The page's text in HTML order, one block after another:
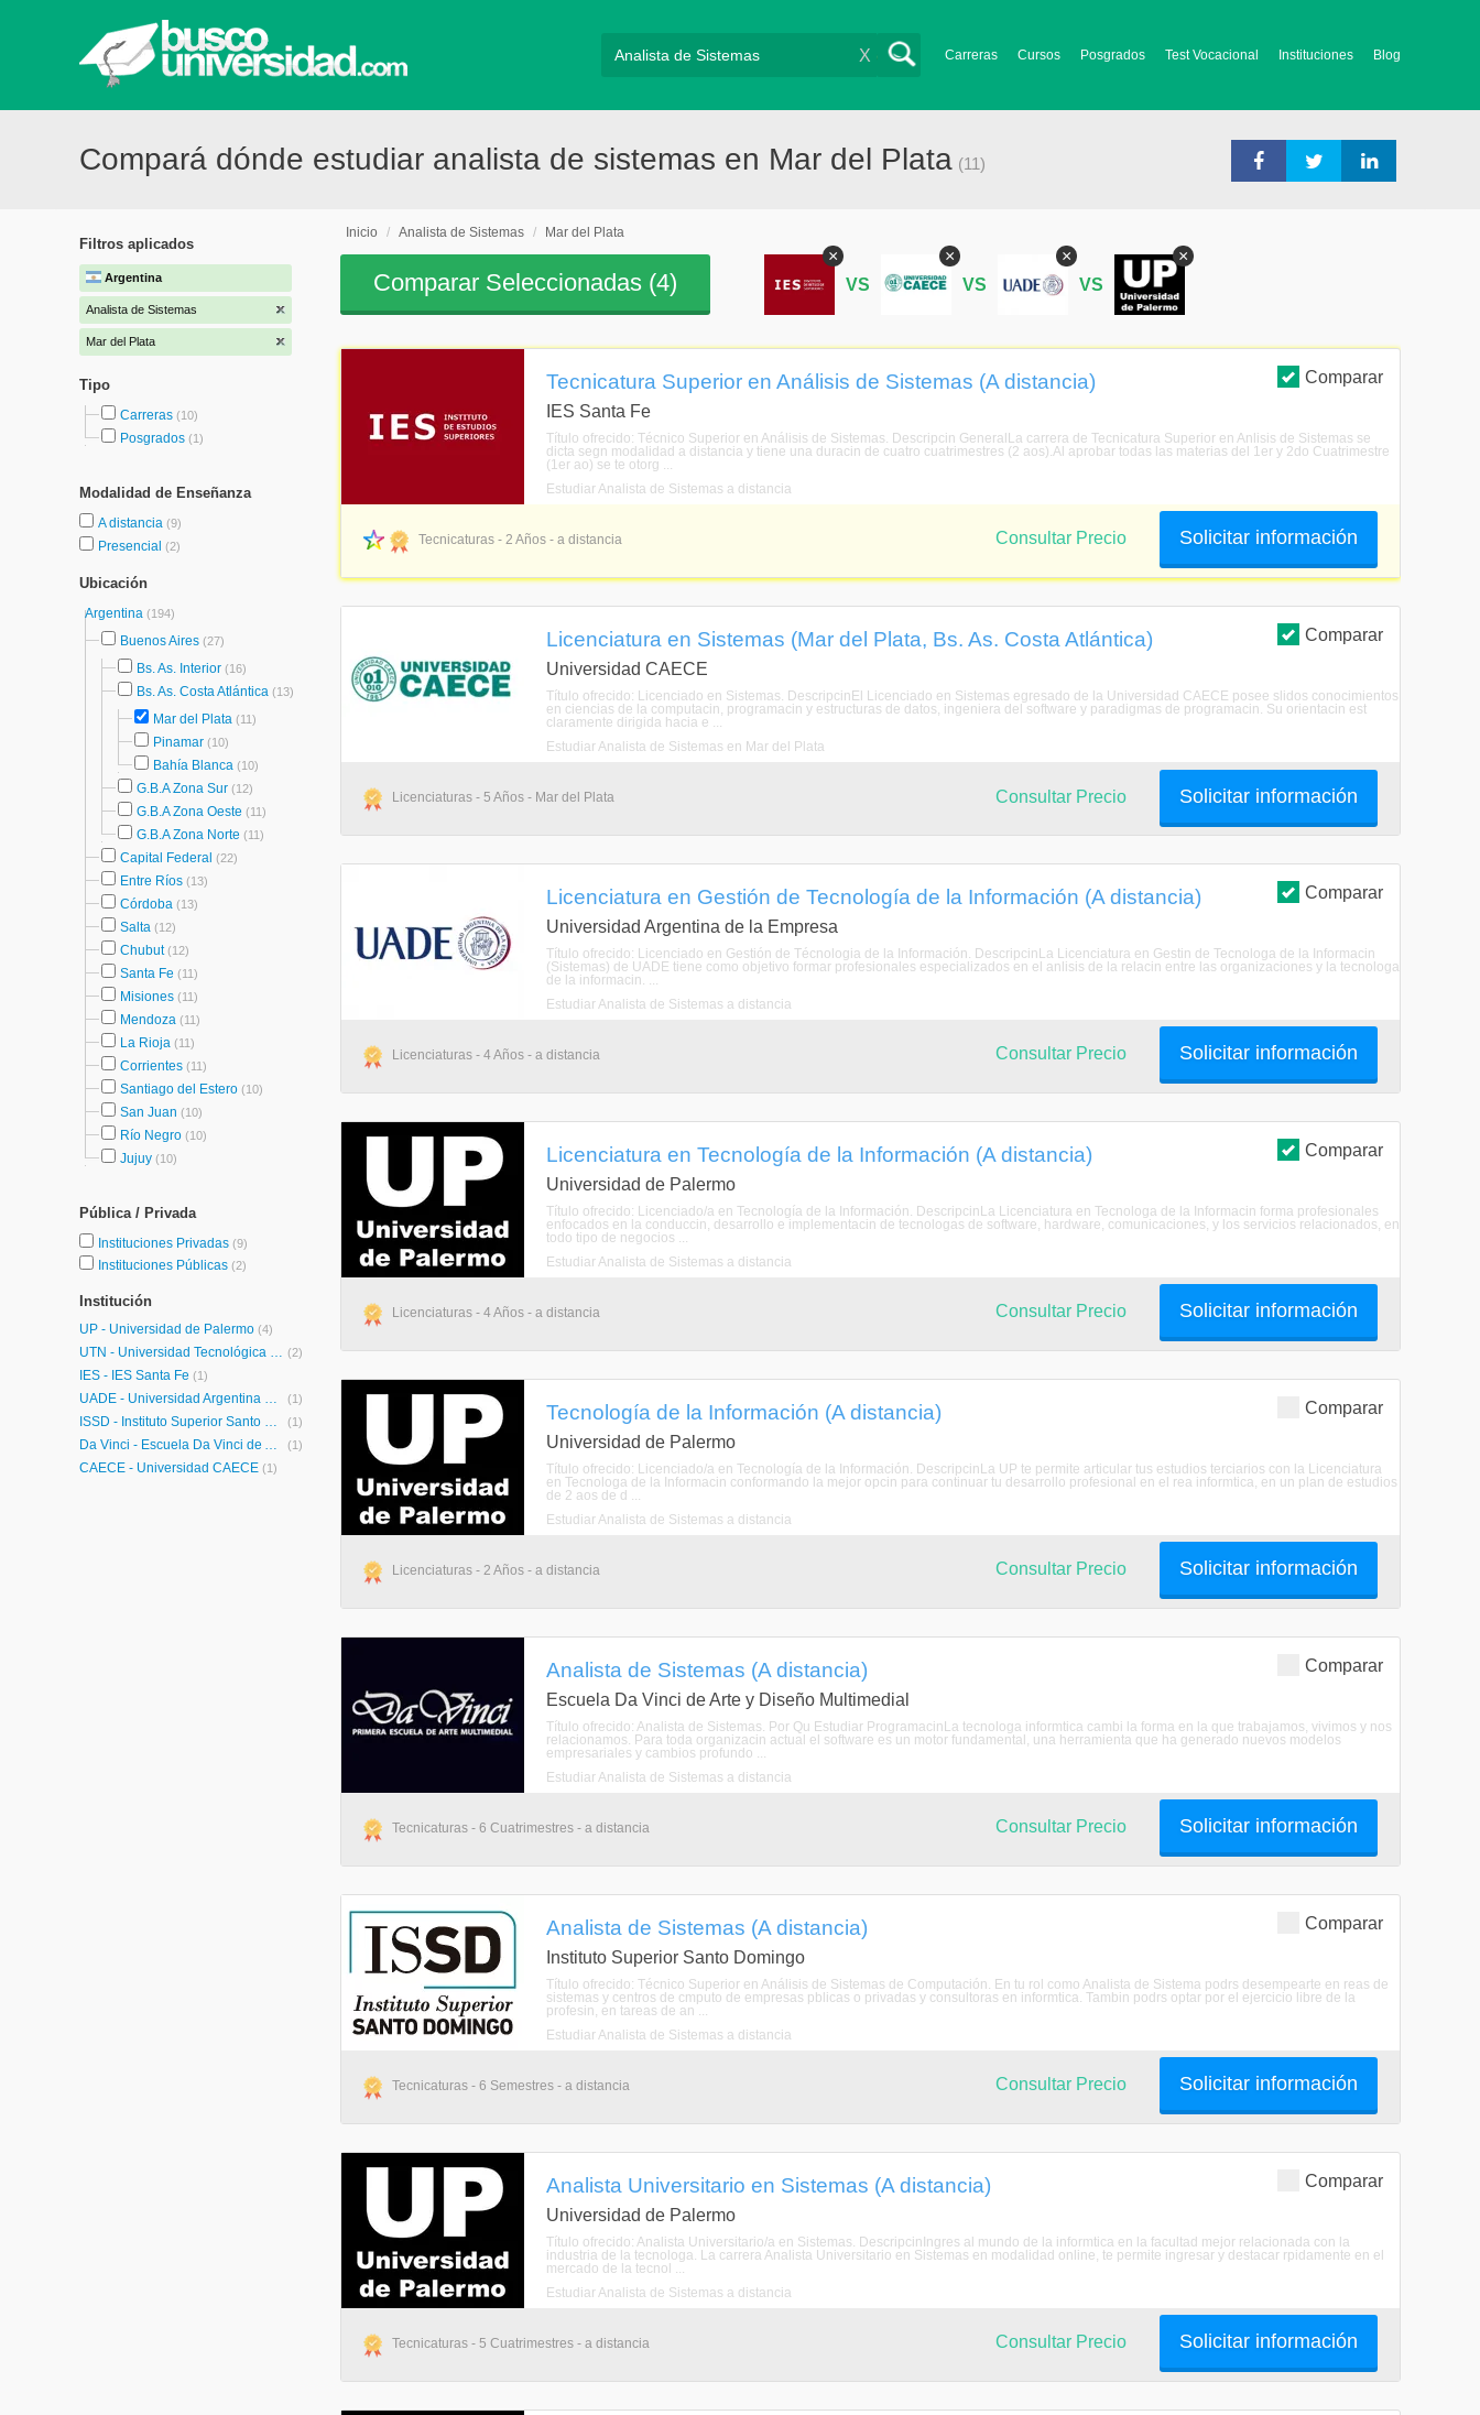
Carreras Cursos Posgrados Test Vocacional Instituciones Blog
X
Compará dónde estudiar analista de sistemas en Mar del Plata (11)
Filtros aplicados
Argentina
Analista de Sistemas
Mar del Plata
Tipo
Carreras (10)
Posgrados (1)
Modalidad de Enseñanza
A distancia (9)
Presencial (2)
Ubicación
Argentina (194)
Buenos Aires (27)
Bs. As. Interior (16)
Bs. As. Costa Atlántica (13)
Mar del Plata (11)
Pinamar (10)
Bahía Blanca (10)
G.B.A Zona Sur (12)
G.B.A Zona Oeste (11)
G.B.A Zona Norte (11)
Capital Federal (22)
Entre Ríos (13)
Córdoba (13)
Salta (12)
Chubut(12)
Santa Fe (11)
Misiones (11)
Mendoza (11)
La Rioja (11)
Corrientes (11)
Santiago del Estero (10)
San Juan (10)
Río Negro (10)
Jujuy (10)
Pública / Privada
Instituciones Privadas (9)
Instituciones Públicas (2)
Institución
UP - Universidad de Palermo (4)
UTN - Universidad Tecnológica Nacional (2)
IES - IES Santa Fe (1)
UADE - Universidad Argentina de la Empresa (1)
ISSD - Instituto Superior Santo Domingo (1)
Da Vinci - Escuela Da Vinci de Arte y Diseño Multimedial (1)
CAECE - Universidad CAECE (1)
Inicio / Analista de Sistemas / Mar del Plata
Comparar Seleccionadas (4)
×
VS
×
VS
×
VS
×
Comparar
Tecnicatura Superior en Análisis de Sistemas (A distancia)
IES Santa Fe
Título ofrecido: Técnico Superior en Análisis de Sistemas. Descripcin GeneralLa carrera de Tecnicatura Superior en Anlisis de Sistemas se
dicta segn modalidad a distancia y tiene una duracin de cuatro cuatrimestres (2 aos).Al aprobar todas las materias del 1er y 2do Cuatrimestre
(1er ao) se te otorg ...
Estudiar Analista de Sistemas a distancia
Tecnicaturas - 2 Años - a distancia Solicitar información
Consultar Precio
Comparar
Licenciatura en Sistemas (Mar del Plata, Bs. As. Costa Atlántica)
Universidad CAECE
Título ofrecido: Licenciado en Sistemas. DescripcinEl Licenciado en Sistemas egresado de la Universidad CAECE posee slidos conocimientos
en ciencias de la computacin, programacin y estructuras de datos, ingeniera del software y paradigmas de programacin. Su orientacin est
claramente dirigida hacia e ...
Estudiar Analista de Sistemas en Mar del Plata
Licenciaturas - 5 Años - Mar del Plata Solicitar información
Consultar Precio
Comparar
Licenciatura en Gestión de Tecnología de la Información (A distancia)
Universidad Argentina de la Empresa
Título ofrecido: Licenciado en Gestión de Técnologia de la Información. DescripcinLa Licenciatura en Gestin de Tecnologa de la Informacin
(Sistemas) de UADE tiene como objetivo formar profesionales especializados en el anlisis de la relacin entre las organizaciones y la tecnologa
de la informacin. ...
Estudiar Analista de Sistemas a distancia
Licenciaturas - 4 Años - a distancia Solicitar información
Consultar Precio
Comparar
Licenciatura en Tecnología de la Información (A distancia)
Universidad de Palermo
Título ofrecido: Licenciado/a en Tecnología de la Información. DescripcinLa Licenciatura en Tecnologa de la Informacin forma profesionales
enfocados en la conduccin, desarrollo e implementacin de tecnologas de software, hardware, comunicaciones, y los servicios relacionados, en
todo tipo de negocios ...
Estudiar Analista de Sistemas a distancia
Licenciaturas - 4 Años - a distancia Solicitar información
Consultar Precio
Comparar
Tecnología de la Información (A distancia)
Universidad de Palermo
Título ofrecido: Licenciado/a en Tecnología de la Información. DescripcinLa UP te permite articular tus estudios terciarios con la Licenciatura
en Tecnologa de la Informacin conformando la mejor opcin para continuar tu desarrollo profesional en el rea informtica, en un plan de estudios
de 2 aos de d ...
Estudiar Analista de Sistemas a distancia
Licenciaturas - 2 Años - a distancia Solicitar información
Consultar Precio
Comparar
Analista de Sistemas (A distancia)
Escuela Da Vinci de Arte y Diseño Multimedial
Título ofrecido: Analista de Sistemas. Por Qu Estudiar ProgramacinLa tecnologa informtica cambi la forma en la que trabajamos, vivimos y nos
relacionamos. Para toda organizacin actual el software es un motor fundamental, una herramienta que ha generado nuevos modelos
empresariales y cambios profundo ...
Estudiar Analista de Sistemas a distancia
Tecnicaturas - 6 Cuatrimestres - a distancia Solicitar información
Consultar Precio
Comparar
Analista de Sistemas (A distancia)
Instituto Superior Santo Domingo
Título ofrecido: Técnico Superior en Análisis de Sistemas de Computación. En tu rol como Analista de Sistema podrs desempearte en reas de
sistemas y centros de cmputo de empresas pblicas o privadas y consultoras en informtica. Tambin podrs optar por el ejercicio libre de la
profesin, en tareas de an ...
Estudiar Analista de Sistemas a distancia
Tecnicaturas - 6 Semestres - a distancia Solicitar información
Consultar Precio
Comparar
Analista Universitario en Sistemas (A distancia)
Universidad de Palermo
Título ofrecido: Analista Universitario/a en Sistemas. DescripcinIngres al mundo de la informtica en la facultad mejor relacionada con la
industria de la tecnologa. La carrera Analista Universitario en Sistemas en modalidad online, te permite ingresar y destacar rpidamente en el
mercado de la tecnol ...
Estudiar Analista de Sistemas a distancia
Tecnicaturas - 5 Cuatrimestres - a distancia Solicitar información
Consultar Precio